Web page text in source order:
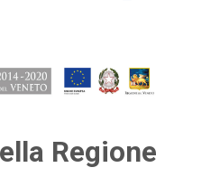
Regione